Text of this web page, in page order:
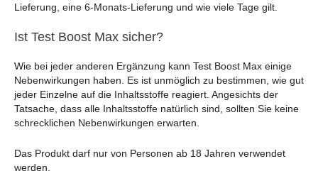
Lieferung, eine 6-Monats-Lieferung und wie viele Tage gilt.
Ist Test Boost Max sicher?
Wie bei jeder anderen Ergänzung kann Test Boost Max einige
Nebenwirkungen haben. Es ist unmöglich zu bestimmen, wie gut
jeder Einzelne auf die Inhaltsstoffe reagiert. Angesichts der
Tatsache, dass alle Inhaltsstoffe natürlich sind, sollten Sie keine
schrecklichen Nebenwirkungen erwarten.
Das Produkt darf nur von Personen ab 18 Jahren verwendet
werden.